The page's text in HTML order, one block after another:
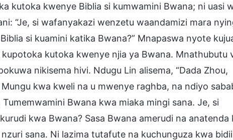
kutoka kwenye Biblia si kumwamini Bwana; ni uasi
“Je, si wafanyakazi wenzetu waandamizi mara
si kuamini katika Bwana?” Mnapaswa nyote
kutoka kwenye njia ya Bwana. Mnathubutu
nikisema hivi. Ndugu Lin alisema, “Dada Zhou,
kwa kweli na u mwenye raghba, na ndiyo
Bwana kwa miaka mingi sana. Je, si
kwa Bwana? Sasa Bwana amerudi na anatenda
sana. Ni lazima tutafute na kuchunguza kwa